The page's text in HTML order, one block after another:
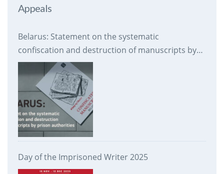
Appeals
Belarus: Statement on the systematic
confiscation and destruction of manuscripts by
prison authorities
Day of the Imprisoned Writer 2025